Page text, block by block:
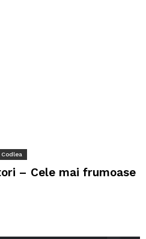
Codlea
– Cele mai frumoase